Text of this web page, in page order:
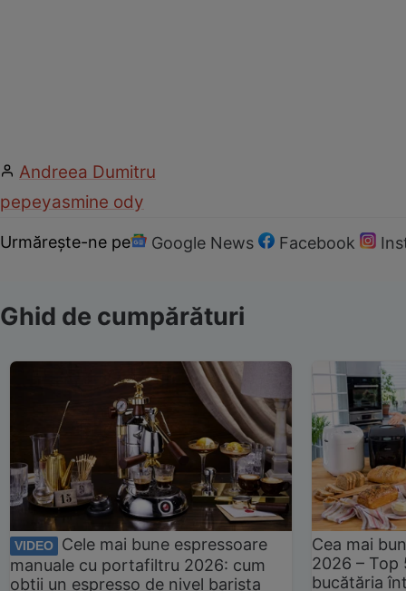
Andreea Dumitru
pepeyasmine ody
Urmărește-ne pe Google News Facebook
Ghid de cumpărături
VIDEO
Cele mai bune espressoare
manuale cu portafiltru 2026: cum
obții un espresso de nivel barista
Cea mai
2026 –
bucătăria